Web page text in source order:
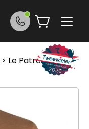
> Le Patron Pieces